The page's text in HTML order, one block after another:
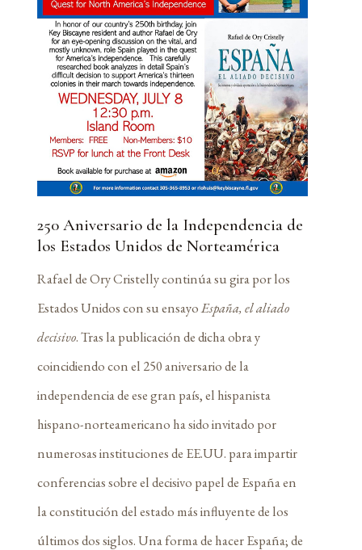
250 Aniversario de la Independencia de
los Estados Unidos de Norteamérica
Rafael de Ory Cristelly continúa su gira por los
Estados Unidos con su ensayoEspaña, el aliado
decisivo. Tras la publicación de dicha obra y
coincidiendo con el 250 aniversario de la
independencia de ese gran país, el hispanista
hispano-norteamericano ha sido invitado por
numerosas instituciones de EE.UU. para impartir
conferencias sobre el decisivo papel de España en
la constitución del estado más influyente de los
últimos dos siglos. Una forma de hacer España; de